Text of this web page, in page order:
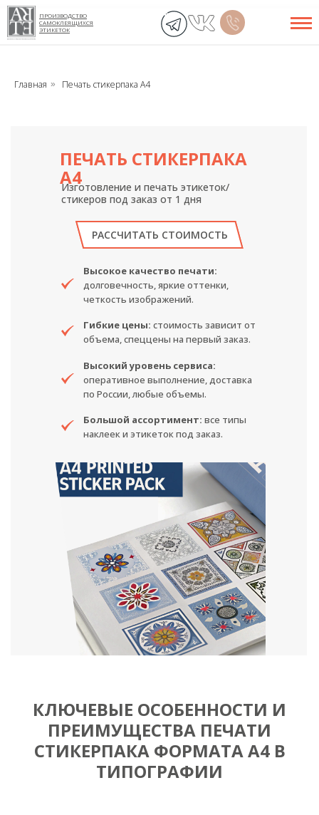
ПРОИЗВОДСТВО
САМОКЛЕЯЩИХСЯ
ЭТИКЕТОК
Главная » Печать стикерпака А4
Изготовление и печать этикеток/
стикеров под заказ от 1 дня
ПЕЧАТЬ СТИКЕРПАКА
А4
РАССЧИТАТЬ СТОИМОСТЬ
Высокое качество печати:
долговечность, яркие оттенки,
четкость изображений.
Гибкие цены: стоимость зависит от
объема, спеццены на первый заказ.
Высокий уровень сервиса:
оперативное выполнение, доставка
по России, любые объемы.
Большой ассортимент: все типы
наклеек и этикеток под заказ.
КЛЮЧЕВЫЕ ОСОБЕННОСТИ И
ПРЕИМУЩЕСТВА ПЕЧАТИ
СТИКЕРПАКА ФОРМАТА A4 В
ТИПОГРАФИИ